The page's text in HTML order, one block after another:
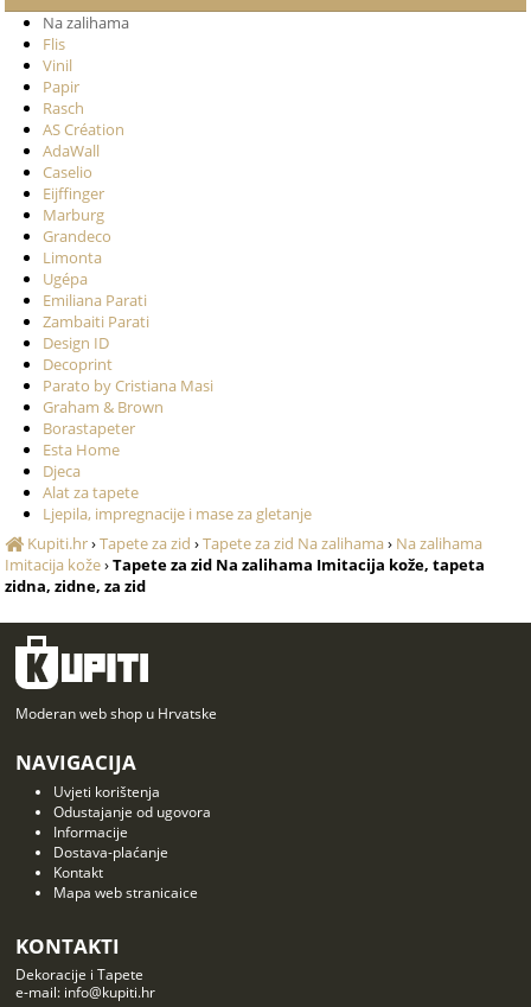
Na zalihama
Flis
Vinil
Papir
Rasch
AS Création
AdaWall
Caselio
Eijffinger
Marburg
Grandeco
Limonta
Ugépa
Emiliana Parati
Zambaiti Parati
Design ID
Decoprint
Parato by Cristiana Masi
Graham & Brown
Borastapeter
Esta Home
Djeca
Alat za tapete
Ljepila, impregnacije i mase za gletanje
Kupiti.hr›Tapete za zid ›Tapete za zid Na zalihama› Na zalihama
Imitacija kože›Tapete za zid Na zalihama Imitacija kože, tapeta
zidna, zidne, za zid
Moderan web shop u Hrvatske
NAVIGACIJA
Uvjeti korištenja
Odustajanje od ugovora
Informacije
Dostava-plaćanje
Kontakt
Mapa web stranicaice
KONTAKTI
Dekoracije i Tapete
e-mail: info@kupiti.hr